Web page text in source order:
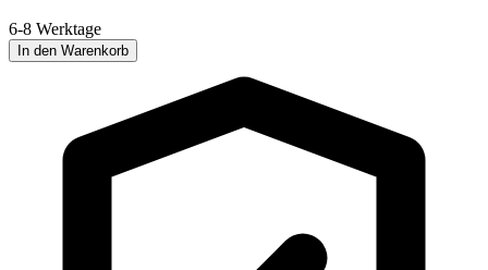
6-8 Werktage
In den Warenkorb